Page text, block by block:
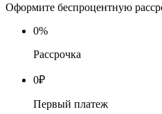
Оформите беспроцентную
0%
Рассрочка
0₽
Первый платеж